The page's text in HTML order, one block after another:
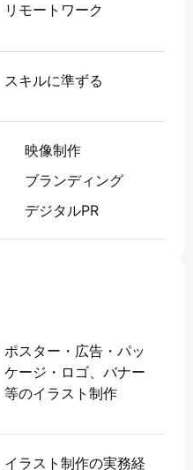
リモートワーク
スキルに準ずる
映像制作
ブランディング
デジタルPR
ポスター・広告・パッ
ケージ・ロゴ、バナー
等のイラスト制作
イラスト制作の実務経